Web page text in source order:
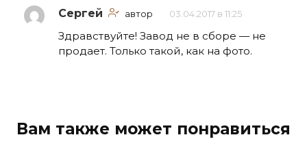
Сергей автор 03.04.2017 в 11:25
Здравствуйте! Завод не в сборе — не
продает. Только такой, как на фото.
Вам также может понравиться